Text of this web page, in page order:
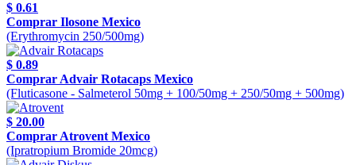
$ 0.61
Comprar Ilosone Mexico
(Erythromycin 250/500mg)
$ 0.89
Comprar Advair Rotacaps Mexico
(Fluticasone - Salmeterol 50mg + 100/50mg + 250/50mg + 500mg)
$ 20.00
Comprar Atrovent Mexico
(Ipratropium Bromide 20mcg)